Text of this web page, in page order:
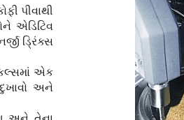
પીવાથી
એડિટિવ
ડ્રિંક્સ
એક
અને